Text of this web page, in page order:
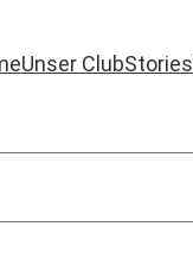
Unser ClubStories